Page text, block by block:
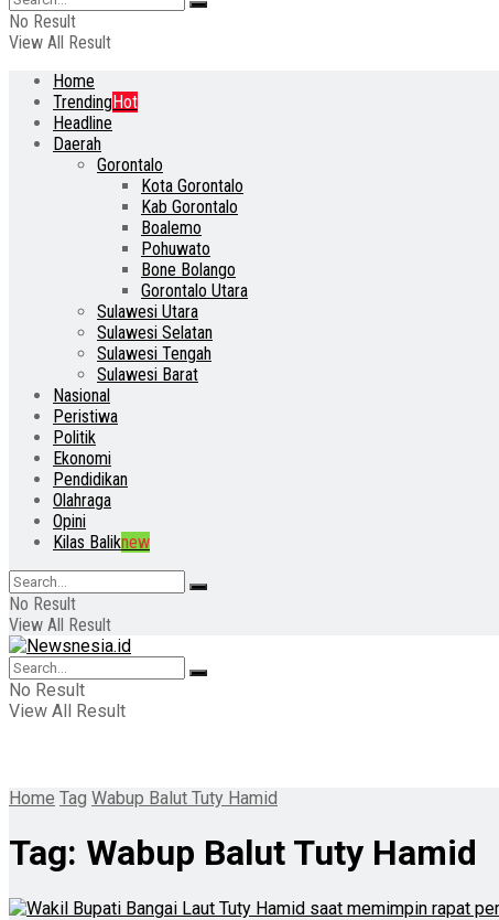
No Result
View All Result
Home
TrendingHot
Headline
Daerah
Gorontalo
Kota Gorontalo
Kab Gorontalo
Boalemo
Pohuwato
Bone Bolango
Gorontalo Utara
Sulawesi Utara
Sulawesi Selatan
Sulawesi Tengah
Sulawesi Barat
Nasional
Peristiwa
Politik
Ekonomi
Pendidikan
Olahraga
Opini
Kilas Baliknew
No Result
View All Result
No Result
View All Result
Home Tag Wabup Balut Tuty Hamid
Tag: Wabup Balut Tuty Hamid